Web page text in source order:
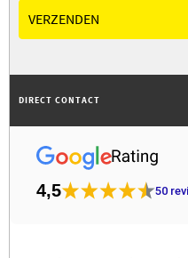
VERZENDEN
DIRECT CONTACT
4,5 50